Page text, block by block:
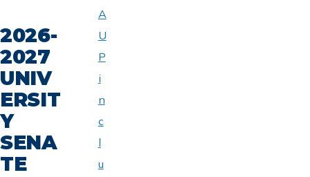
2026-
2027
UNIV
ERSIT
Y
SENA
TE
UNIVERSITY
SENATE
A
U
P
i
n
c
l
u